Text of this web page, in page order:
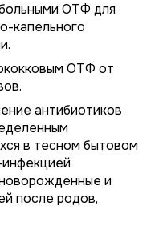
ОТФ для
капельного
ОТФ от
антибиотиков
в тесном бытовом
и
после родов,